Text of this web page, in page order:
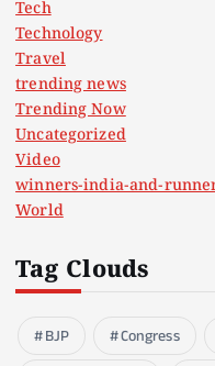
Tech
Technology
Travel
trending news
Trending Now
Uncategorized
Video
winners-india-and-
World
Tag Clouds
BJP Congress